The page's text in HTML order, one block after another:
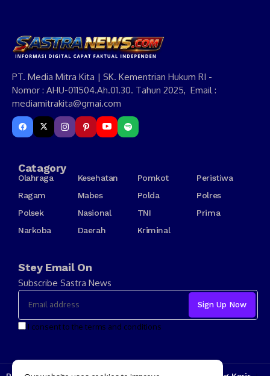
PT. Media Mitra Kita | SK. Kementrian Hukum RI -
Nomor : AHU-011504.Ah.01.30. Tahun 2025, Email :
mediamitrakita@gmai.com
Catagory
Olahraga Kesehatan Pomkot
Peristiwa
Ragam
Mabes Polda
Polres
Polsek
Nasional TNI
Prima
Narkoba
Daerah Kriminal
Stey Email On
Subscribe Sastra News
I consent to the terms and conditions